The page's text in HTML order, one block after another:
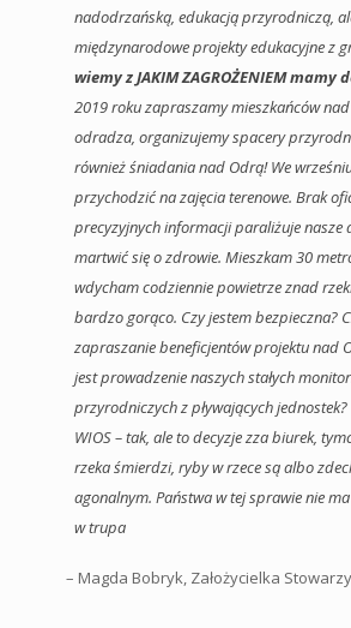
nadodrzańską, edukacją przyrodniczą,
międzynarodowe projekty edukacyjne z
wiemy z JAKIM ZAGROŻENIEM mamy
2019 roku zapraszamy mieszkańców
odradza, organizujemy spacery
również śniadania nad Odrą! We
przychodzić na zajęcia terenowe. Brak
precyzyjnych informacji paraliżuje nasze
martwić się o zdrowie. Mieszkam 30
wdycham codziennie powietrze znad
bardzo gorąco. Czy jestem bezpieczna?
zapraszanie beneficjentów projektu nad
jest prowadzenie naszych stałych
przyrodniczych z pływających
WIOS – tak, ale to decyzje zza biurek,
rzeka śmierdzi, ryby w rzece są albo
agonalnym. Państwa w tej sprawie nie
w trupa
– Magda Bobryk, Założycielka